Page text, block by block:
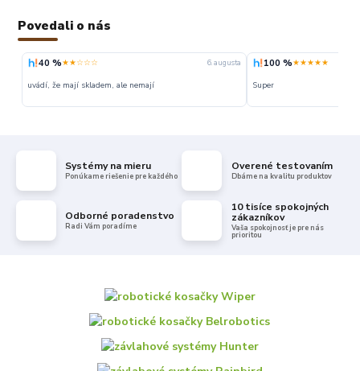
Povedali o nás
100 %★★★★★ 6. augusta
Super
100 %★★★★★
Super ceny a rychle dodanie
Systémy na mieru
Ponúkame riešenie pre každého
Overené testovaním
Dbáme na kvalitu produktov
Odborné poradenstvo
Radi Vám poradíme
10 tisíce spokojných
zákazníkov
Vaša spokojnosť je pre nás
prioritou